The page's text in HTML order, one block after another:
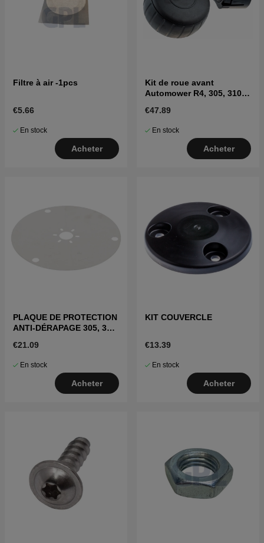
Filtre à air -1pcs
€5.66
En stock
Acheter
Kit de roue avant
Automower R4, 305, 310
415X
€47.89
En stock
Acheter
PLAQUE DE PROTECTION
ANTI-DÉRAPAGE 305, 310,
435X(2020-)
€21.09
En stock
Acheter
KIT COUVERCLE
€13.39
En stock
Acheter